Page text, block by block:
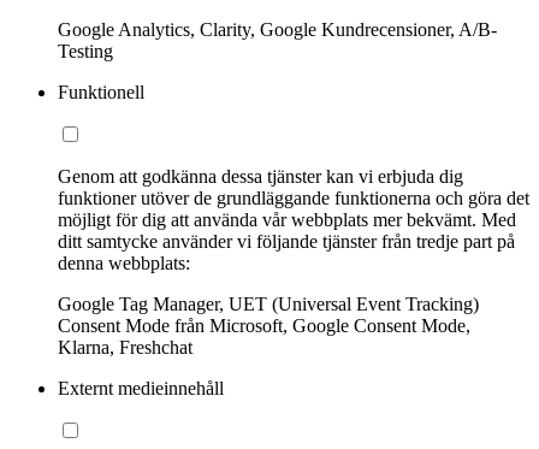
Google Analytics, Clarity, Google Kundrecensioner, A/B-
Testing
Funktionell
Genom att godkänna dessa tjänster kan vi erbjuda dig
funktioner utöver de grundläggande funktionerna och göra det
möjligt för dig att använda vår webbplats mer bekvämt. Med
ditt samtycke använder vi följande tjänster från tredje part på
denna webbplats:
Google Tag Manager, UET (Universal Event Tracking)
Consent Mode från Microsoft, Google Consent Mode,
Klarna, Freshchat
Externt medieinnehåll